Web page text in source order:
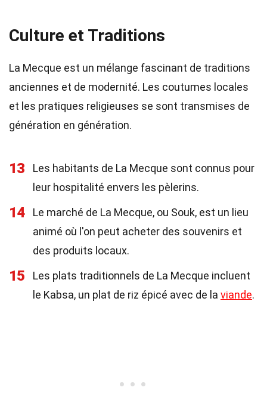
Culture et Traditions
La Mecque est un mélange fascinant de traditions
anciennes et de modernité. Les coutumes locales
et les pratiques religieuses se sont transmises de
génération en génération.
13
Les habitants de La Mecque sont connus pour
leur hospitalité envers les pèlerins.
14
Le marché de La Mecque, ou Souk, est un lieu
animé où l'on peut acheter des souvenirs et
des produits locaux.
15
Les plats traditionnels de La Mecque incluent
le Kabsa, un plat de riz épicé avec de la viande.